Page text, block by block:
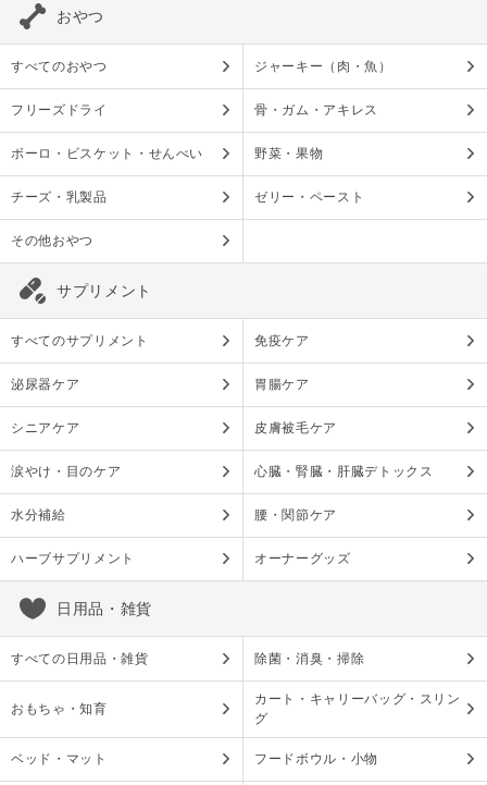
おやつ
すべてのおやつ ジャーキー（肉・魚）
フリーズドライ 骨・ガム・アキレス
ボーロ・ビスケット・せんべい 野菜・果物
チーズ・乳製品 ゼリー・ペースト
その他おやつ
サプリメント
すべてのサプリメント 免疫ケア
泌尿器ケア 胃腸ケア
シニアケア 皮膚被毛ケア
涙やけ・目のケア 心臓・腎臓・肝臓デトックス
水分補給 腰・関節ケア
ハーブサプリメント オーナーグッズ
日用品・雑貨
すべての日用品・雑貨 除菌・消臭・掃除
おもちゃ・知育
カート・キャリーバッグ・スリン
グ
ベッド・マット フードボウル・小物